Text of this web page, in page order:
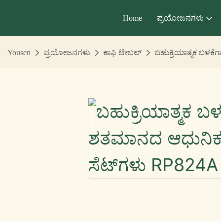
Home ಪ್ರಯೋಜನಗಳು
Yousen ಪ್ರಯೋಜನಗಳು ಕಾಫಿ ಟೇಬಲ್ ಬಹುಕ್ರಿಯಾತ್ಮಕ